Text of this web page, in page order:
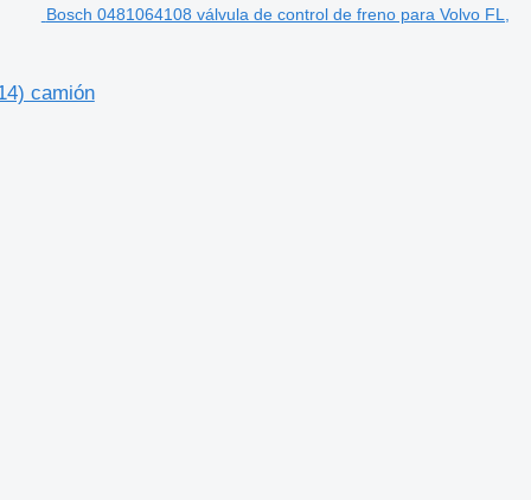
Bosch 0481064108 válvula de control de freno para Volvo FL,
camión